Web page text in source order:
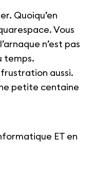
Quoiqu’en
Vous
n’est pas
temps.
aussi.
petite centaine
ET en